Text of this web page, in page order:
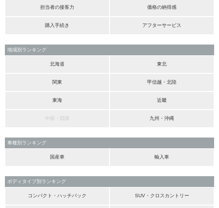
担当者の接客力 価格の納得感
購入手続き アフターサービス
地域別ランキング
北海道 東北
関東 甲信越・北陸
東海 近畿
中国・四国 九州・沖縄
車種別ランキング
国産車 輸入車
ボディタイプ別ランキング
コンパクト・ハッチバック SUV・クロスカントリー